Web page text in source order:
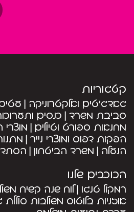
קטגוריות
גאדג’טים ואלקטרוניקה
סביבת משרד כנסים
מחנאות ספורט וטיולים מוצרי
הפקות דפוס ומוצרי נייר
הנעלה משרד הביטחון
הכוכבים שלנו
רמקול טנגו לוח שנה קשיח
אוזניות בלוטוס משולבות סוללת